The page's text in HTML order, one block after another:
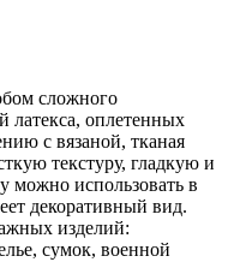
сложного
латекса, оплетенных
с вязаной, тканая
текстуру, гладкую и
можно использовать в
декоративный вид.
изделий:
сумок, военной